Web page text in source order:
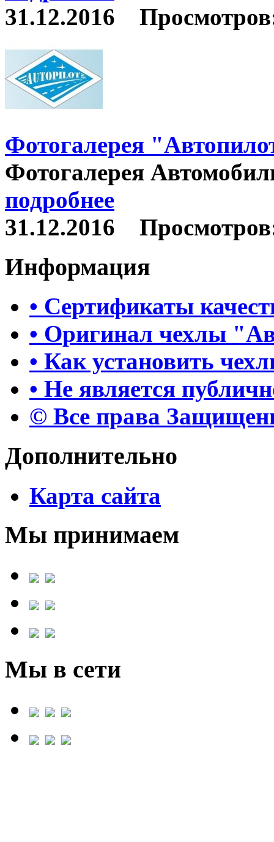
31.12.2016
Фотогалерея
Фотогалерея
подробнее
31.12.2016
Информация
• Сертификаты
• Оригинал чехлы
• Как установить
• Не является
© Все права
Дополнительно
Карта сайта
Мы принимаем
Мы в сети